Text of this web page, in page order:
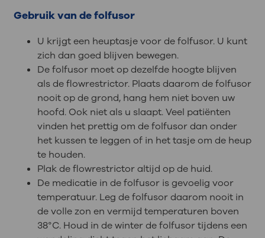
Gebruik van de folfusor
U krijgt een heuptasje voor de folfusor. U kunt
zich dan goed blijven bewegen.
De folfusor moet op dezelfde hoogte blijven
als de flowrestrictor. Plaats daarom de folfusor
nooit op de grond, hang hem niet boven uw
hoofd. Ook niet als u slaapt. Veel patiënten
vinden het prettig om de folfusor dan onder
het kussen te leggen of in het tasje om de heup
te houden.
Plak de flowrestrictor altijd op de huid.
De medicatie in de folfusor is gevoelig voor
temperatuur. Leg de folfusor daarom nooit in
de volle zon en vermijd temperaturen boven
38°C. Houd in de winter de folfusor tijdens een